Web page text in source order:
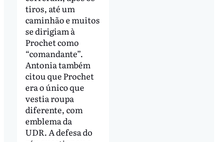
tiros, até um
caminhão e muitos
se dirigiam à
Prochet como
“comandante”.
Antonia também
citou que Prochet
era o único que
vestia roupa
diferente, com
emblema da
UDR. A defesa do